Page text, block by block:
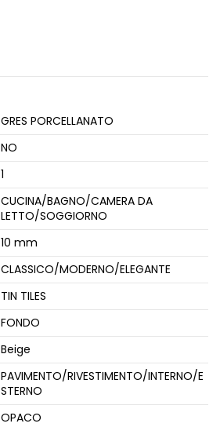
GRES PORCELLANATO
NO
1
CUCINA/BAGNO/CAMERA DA
LETTO/SOGGIORNO
10 mm
CLASSICO/MODERNO/ELEGANTE
TIN TILES
FONDO
Beige
PAVIMENTO/RIVESTIMENTO/INTERNO/E
STERNO
OPACO